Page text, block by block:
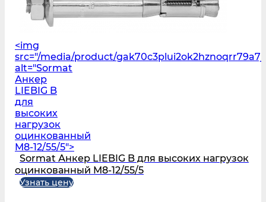
<img
src="/media/product/
alt="Sormat
Анкер
LIEBIG B
для
высоких
нагрузок
оцинкованный
M8-12/55/5">
Sormat Анкер LIEBIG B для высоких нагрузок
оцинкованный M8-12/55/5
Узнать цену